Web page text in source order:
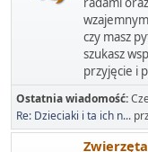
czy masz
szukasz
przyjęcie i
Ostatnia wiadomość:
Re: Dzieciaki i ta ich n...